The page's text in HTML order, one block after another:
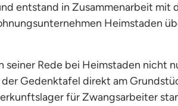
entstand in Zusammenarbeit
Heimstaden
Rede bei Heimstaden nicht
Gedenktafel direkt am
für Zwangsarbeiter